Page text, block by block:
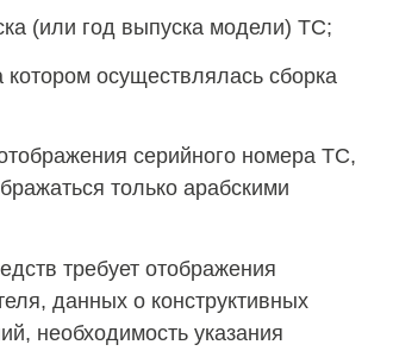
(или год выпуска модели) ТС;
осуществлялась сборка
серийного номера ТС,
только арабскими
требует отображения
данных о конструктивных
необходимость указания